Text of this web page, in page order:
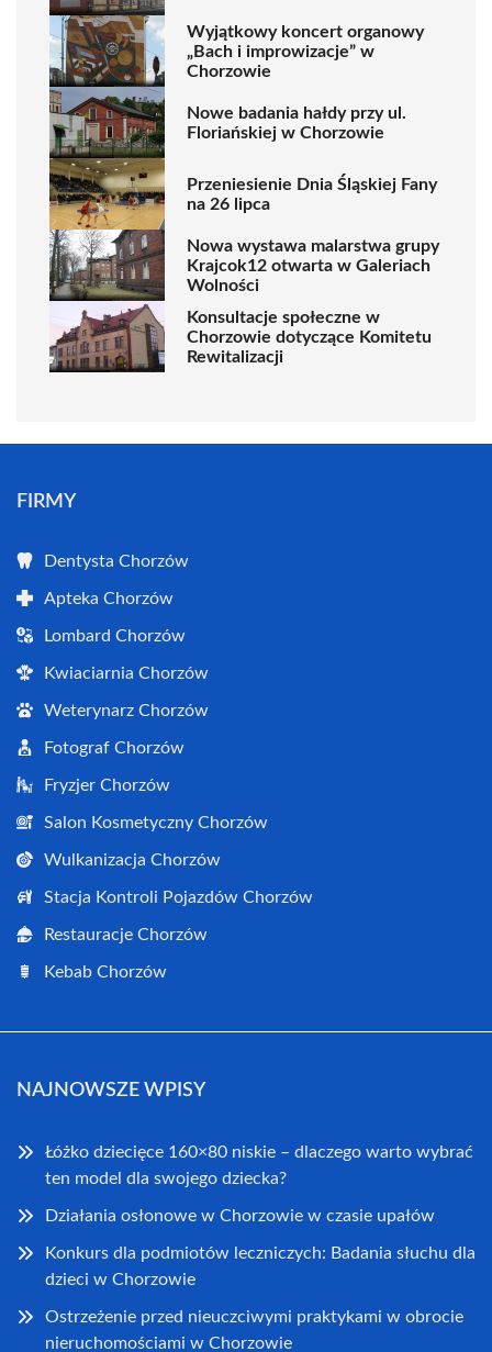
Wyjątkowy koncert organowy
„Bach i improwizacje” w
Chorzowie
Nowe badania hałdy przy ul.
Floriańskiej w Chorzowie
Przeniesienie Dnia Śląskiej Fany
na 26 lipca
Nowa wystawa malarstwa grupy
Krajcok12 otwarta w Galeriach
Wolności
Konsultacje społeczne w
Chorzowie dotyczące Komitetu
Rewitalizacji
FIRMY
Dentysta Chorzów
Apteka Chorzów
Lombard Chorzów
Kwiaciarnia Chorzów
Weterynarz Chorzów
Fotograf Chorzów
Fryzjer Chorzów
Salon Kosmetyczny Chorzów
Wulkanizacja Chorzów
Stacja Kontroli Pojazdów Chorzów
Restauracje Chorzów
Kebab Chorzów
NAJNOWSZE WPISY
Łóżko dziecięce 160×80 niskie – dlaczego warto wybrać
ten model dla swojego dziecka?
Działania osłonowe w Chorzowie w czasie upałów
Konkurs dla podmiotów leczniczych: Badania słuchu dla
dzieci w Chorzowie
Ostrzeżenie przed nieuczciwymi praktykami w obrocie
nieruchomościami w Chorzowie